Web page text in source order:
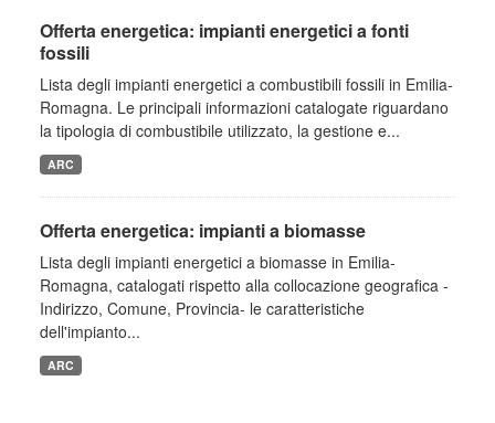
Offerta energetica: impianti energetici a fonti
fossili
Lista degli impianti energetici a combustibili fossili in Emilia-
Romagna. Le principali informazioni catalogate riguardano
la tipologia di combustibile utilizzato, la gestione e...
ARC
Offerta energetica: impianti a biomasse
Lista degli impianti energetici a biomasse in Emilia-
Romagna, catalogati rispetto alla collocazione geografica -
Indirizzo, Comune, Provincia- le caratteristiche
dell'impianto...
ARC